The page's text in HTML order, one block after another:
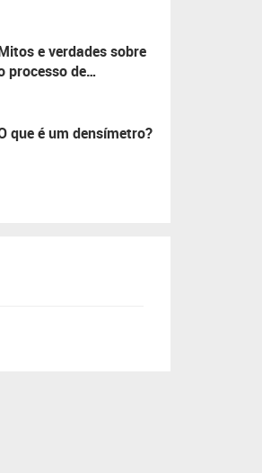
e verdades sobre
processo de
que é um densímetro?